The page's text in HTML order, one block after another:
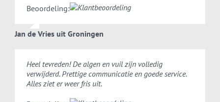
Beoordeling:
Jan de Vries uit Groningen
Heel tevreden! De algen en vuil zijn volledig
verwijderd. Prettige communicatie en goede service.
Alles ziet er weer fris uit.